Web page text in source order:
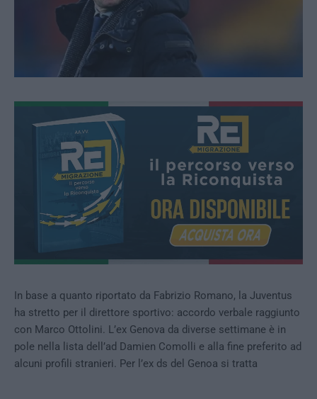
In base a quanto riportato da Fabrizio Romano, la Juventus
ha stretto per il direttore sportivo: accordo verbale raggiunto
con Marco Ottolini. L’ex Genova da diverse settimane è in
pole nella lista dell’ad Damien Comolli e alla fine preferito ad
alcuni profili stranieri. Per l’ex ds del Genoa si tratta